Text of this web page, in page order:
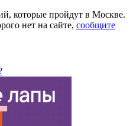
которые пройдут в Москве.
нет на сайте, сообщите